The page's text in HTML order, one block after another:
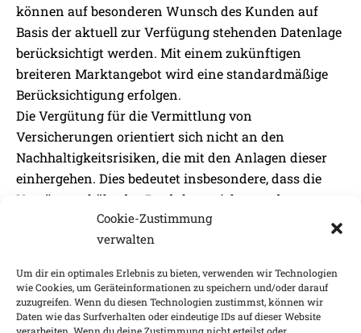
Cookie-Zustimmung
verwalten
Um dir ein optimales Erlebnis zu bieten, verwenden wir Technologien
wie Cookies, um Geräteinformationen zu speichern und/oder darauf
zuzugreifen. Wenn du diesen Technologien zustimmst, können wir
Daten wie das Surfverhalten oder eindeutige IDs auf dieser Website
können auf besonderen Wunsch des Kunden auf
Basis der aktuell zur Verfügung stehenden Datenlage
berücksichtigt werden. Mit einem zukünftigen
breiteren Marktangebot wird eine standardmäßige
Berücksichtigung erfolgen.
Die Vergütung für die Vermittlung von
Versicherungen orientiert sich nicht an den
Nachhaltigkeitsrisiken, die mit den Anlagen dieser
einhergehen. Dies bedeutet insbesondere, dass die
Vergütungshöhe des Produktes nicht von den
Nachhaltigkeitsrisiken der Anlage positiv oder
negativ beeinflusst wird.
Stand: 1.3.2021